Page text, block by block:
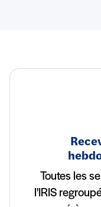
Toutes les
l'IRIS